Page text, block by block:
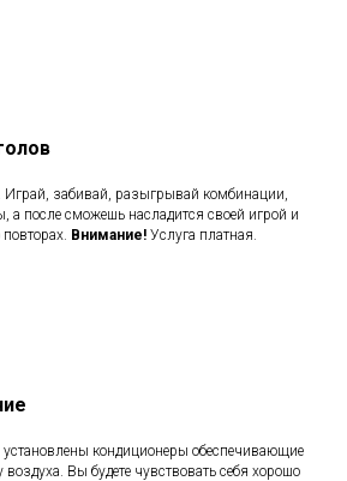
забивай, разыгрывай комбинации,
а после сможешь насладится своей игрой и
Внимание! Услуга платная.
кондиционеры обеспечивающие
Вы будете чувствовать себя хорошо